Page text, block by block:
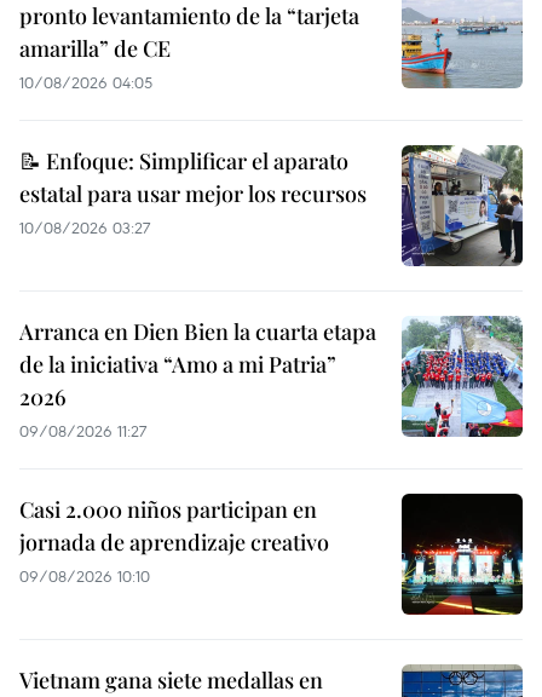
pronto levantamiento de la “tarjeta
amarilla” de CE
10/08/2026 04:05
📝 Enfoque: Simplificar el aparato
estatal para usar mejor los recursos
10/08/2026 03:27
Arranca en Dien Bien la cuarta etapa
de la iniciativa “Amo a mi Patria”
2026
09/08/2026 11:27
Casi 2.000 niños participan en
jornada de aprendizaje creativo
09/08/2026 10:10
Vietnam gana siete medallas en